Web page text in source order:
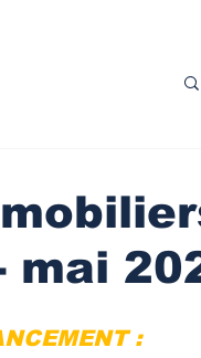
locatifs
zonages
mai
: